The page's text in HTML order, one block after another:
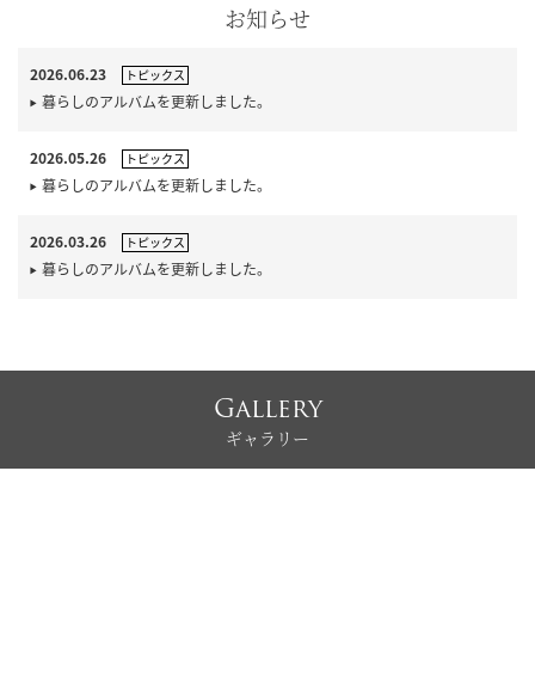
お知らせ
2026.06.23 トピックス
暮らしのアルバムを更新しました。
2026.05.26 トピックス
暮らしのアルバムを更新しました。
2026.03.26 トピックス
暮らしのアルバムを更新しました。
Gallery
ギャラリー